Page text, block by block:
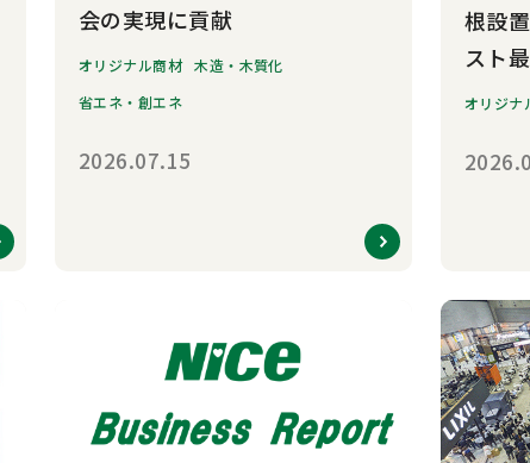
会の実現に貢献
オリジナル商材 木造・木質化
省エネ・創エネ
2026.07.15
根設
スト
オリジナ